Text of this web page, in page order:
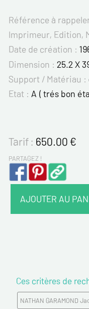
Référence à
Imprimeur, Edition,
Date de création :
Dimension : 25.2 X
Support / Matériau :
Etat : A ( trés bon
Tarif : 650.00€
PARTAGEZ !
AJOUTER AU
Prénom*
Ces critères de
NATHAN GARAMOND